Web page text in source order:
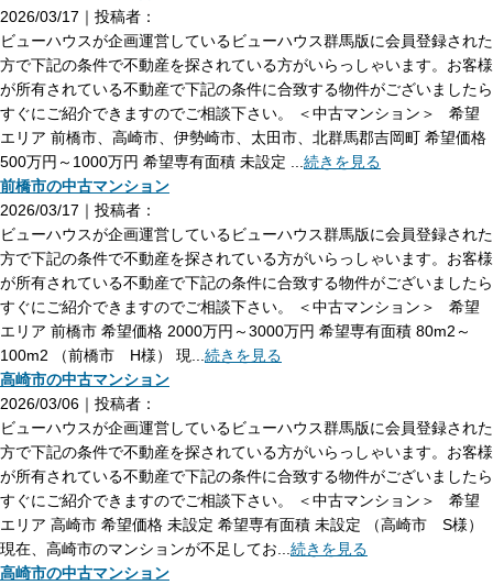
2026/03/17｜投稿者：
ビューハウスが企画運営しているビューハウス群馬版に会員登録された
方で下記の条件で不動産を探されている方がいらっしゃいます。お客様
が所有されている不動産で下記の条件に合致する物件がございましたら
すぐにご紹介できますのでご相談下さい。 ＜中古マンション＞ 希望
エリア 前橋市、高崎市、伊勢崎市、太田市、北群馬郡吉岡町 希望価格
500万円～1000万円 希望専有面積 未設定 ... 続きを見る
前橋市の中古マンション
2026/03/17｜投稿者：
ビューハウスが企画運営しているビューハウス群馬版に会員登録された
方で下記の条件で不動産を探されている方がいらっしゃいます。お客様
が所有されている不動産で下記の条件に合致する物件がございましたら
すぐにご紹介できますのでご相談下さい。 ＜中古マンション＞ 希望
エリア 前橋市 希望価格 2000万円～3000万円 希望専有面積 80m2～
100m2 （前橋市 H様） 現... 続きを見る
高崎市の中古マンション
2026/03/06｜投稿者：
ビューハウスが企画運営しているビューハウス群馬版に会員登録された
方で下記の条件で不動産を探されている方がいらっしゃいます。お客様
が所有されている不動産で下記の条件に合致する物件がございましたら
すぐにご紹介できますのでご相談下さい。 ＜中古マンション＞ 希望
エリア 高崎市 希望価格 未設定 希望専有面積 未設定 （高崎市 S様）
現在、高崎市のマンションが不足してお... 続きを見る
高崎市の中古マンション